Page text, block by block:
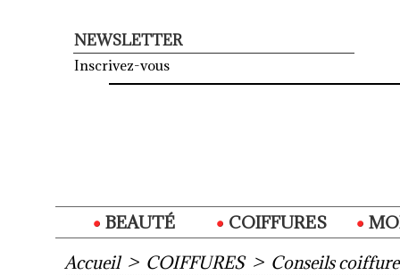
NEWSLETTER
Inscrivez-vous
BEAUTÉ COIFFURES
Accueil > COIFFURES > Conseils